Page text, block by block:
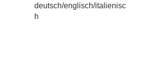
deutsch/englisch/italienisc
h